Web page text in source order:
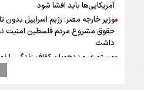
آمریکایی‌ها باید افشا شود
وزیر خارجه مصر: رژیم اسراییل بدون
حقوق مشروع مردم فلسطین امنیت
داشت
مستمری مددجویان کفاف زندگی را